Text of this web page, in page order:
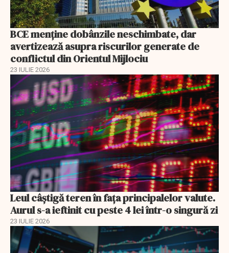
BCE menține dobânzile neschimbate, dar
avertizează asupra riscurilor generate de
conflictul din Orientul Mijlociu
23 IULIE 2026
Leul câștigă teren în fața principalelor valute.
Aurul s-a ieftinit cu peste 4 lei într-o singură zi
23 IULIE 2026